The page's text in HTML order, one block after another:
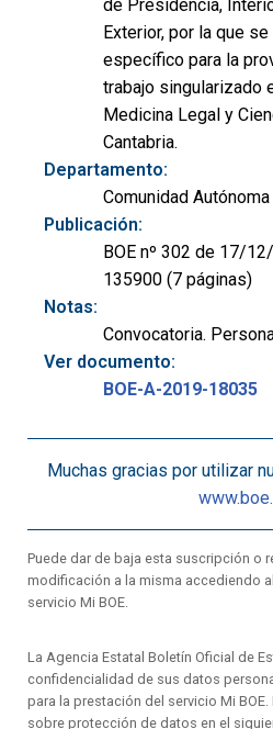
de Presidencia,
Exterior, por la que
específico para la
trabajo singularizado
Medicina Legal y
Cantabria.
Departamento:
Comunidad
Publicación:
BOE nº 302 de 17/
135900 (7 páginas)
Notas:
Convocatoria.
Ver documento:
BOE-A-2019-18035
Muchas gracias por utilizar
Puede dar de baja esta suscripción o
modificación a la misma accediendo al
servicio Mi BOE.
La Agencia Estatal Boletín Oficial de
confidencialidad de sus datos
para la prestación del servicio Mi
sobre protección de datos en el